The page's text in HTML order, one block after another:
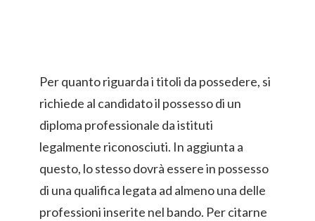
Per quanto riguarda i titoli da possedere, si
richiede al candidato il possesso di un
diploma professionale da istituti
legalmente riconosciuti. In aggiunta a
questo, lo stesso dovrà essere in possesso
di una qualifica legata ad almeno una delle
professioni inserite nel bando. Per citarne